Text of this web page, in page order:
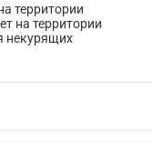
территории
на территории
некурящих